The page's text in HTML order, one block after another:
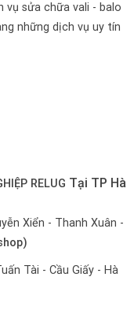
vụ sửa chữa vali - balo
những dịch vụ uy tín
RELUG Tại TP Hà
Xiển - Thanh Xuân -
Tài - Cầu Giấy - Hà